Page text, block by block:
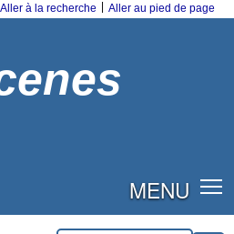
Aller à la recherche Aller au pied de page
MENU